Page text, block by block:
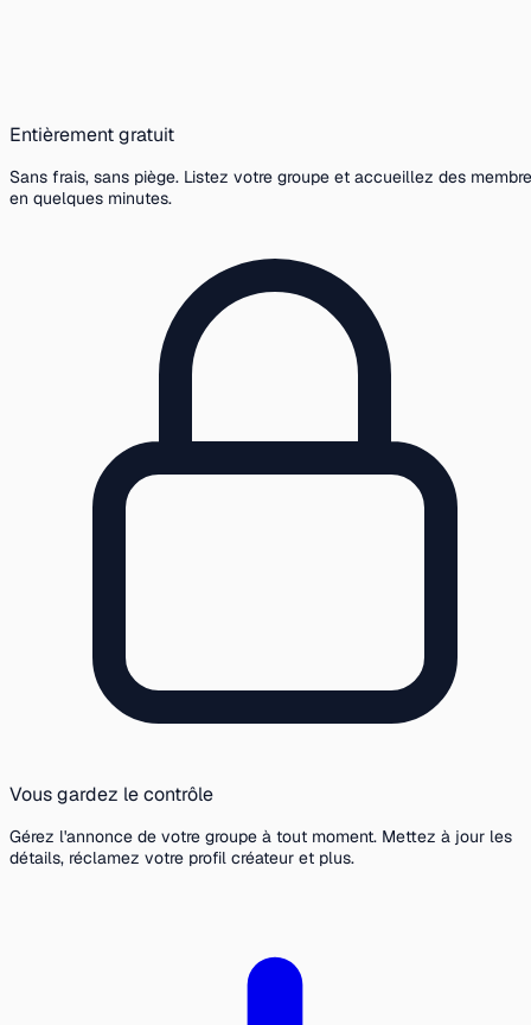
Entièrement gratuit
Sans frais, sans piège. Listez votre groupe et accueillez des
en quelques minutes.
Vous gardez le contrôle
Gérez l'annonce de votre groupe à tout moment. Mettez à jour les
détails, réclamez votre profil créateur et plus.